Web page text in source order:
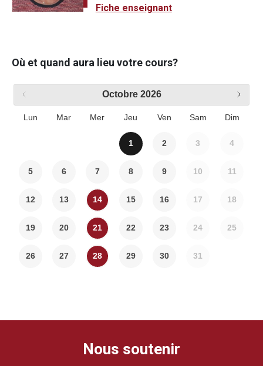
Fiche enseignant
Où et quand aura lieu votre cours?
Octobre 2026
Lun Mar Mer Jeu Ven Sam Dim
1 2 3 4
5 6 7 8 9 10 11
12 13 14 15 16 17 18
19 20 21 22 23 24 25
26 27 28 29 30 31
Nous soutenir